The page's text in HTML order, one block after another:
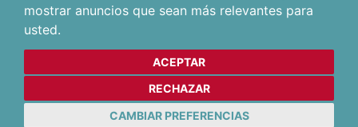
mostrar anuncios que sean más relevantes para
usted.
ACEPTAR
RECHAZAR
CAMBIAR PREFERENCIAS